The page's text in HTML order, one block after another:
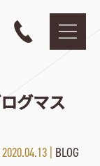
グマス
2020.04.13 | BLOG